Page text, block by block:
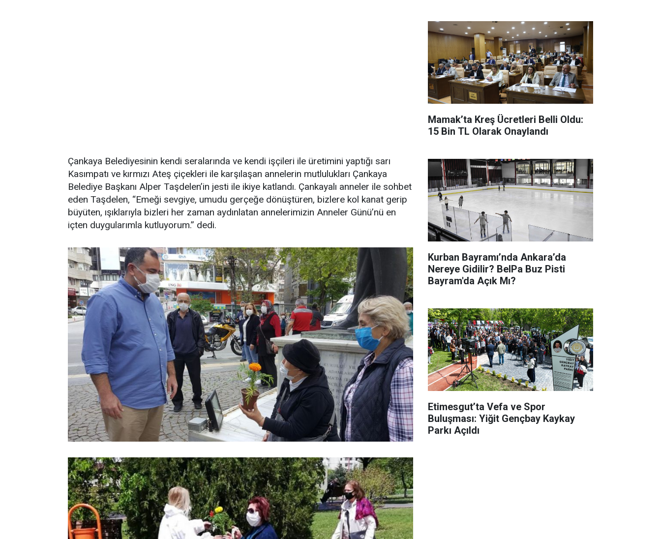
Çankaya Belediyesinin kendi seralarında ve kendi işçileri ile üretimini yaptığı sarı
Kasımpatı ve kırmızı Ateş çiçekleri ile karşılaşan annelerin mutlulukları Çankaya
Belediye Başkanı Alper Taşdelen’in jesti ile ikiye katlandı. Çankayalı anneler ile sohbet
eden Taşdelen, “Emeği sevgiye, umudu gerçeğe dönüştüren, bizlere kol kanat gerip
büyüten, ışıklarıyla bizleri her zaman aydınlatan annelerimizin Anneler Günü’nü en
içten duygularımla kutluyorum.” dedi.
Mamak’ta Kreş Ücretleri Belli Oldu:
15 Bin TL Olarak Onaylandı
Kurban Bayramı’nda Ankara’da
Nereye Gidilir? BelPa Buz Pisti
Bayram'da Açık Mı?
Etimesgut’ta Vefa ve Spor
Buluşması: Yiğit Gençbay Kaykay
Parkı Açıldı